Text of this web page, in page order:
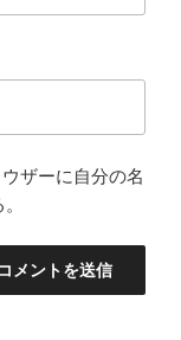
ザーに自分の名